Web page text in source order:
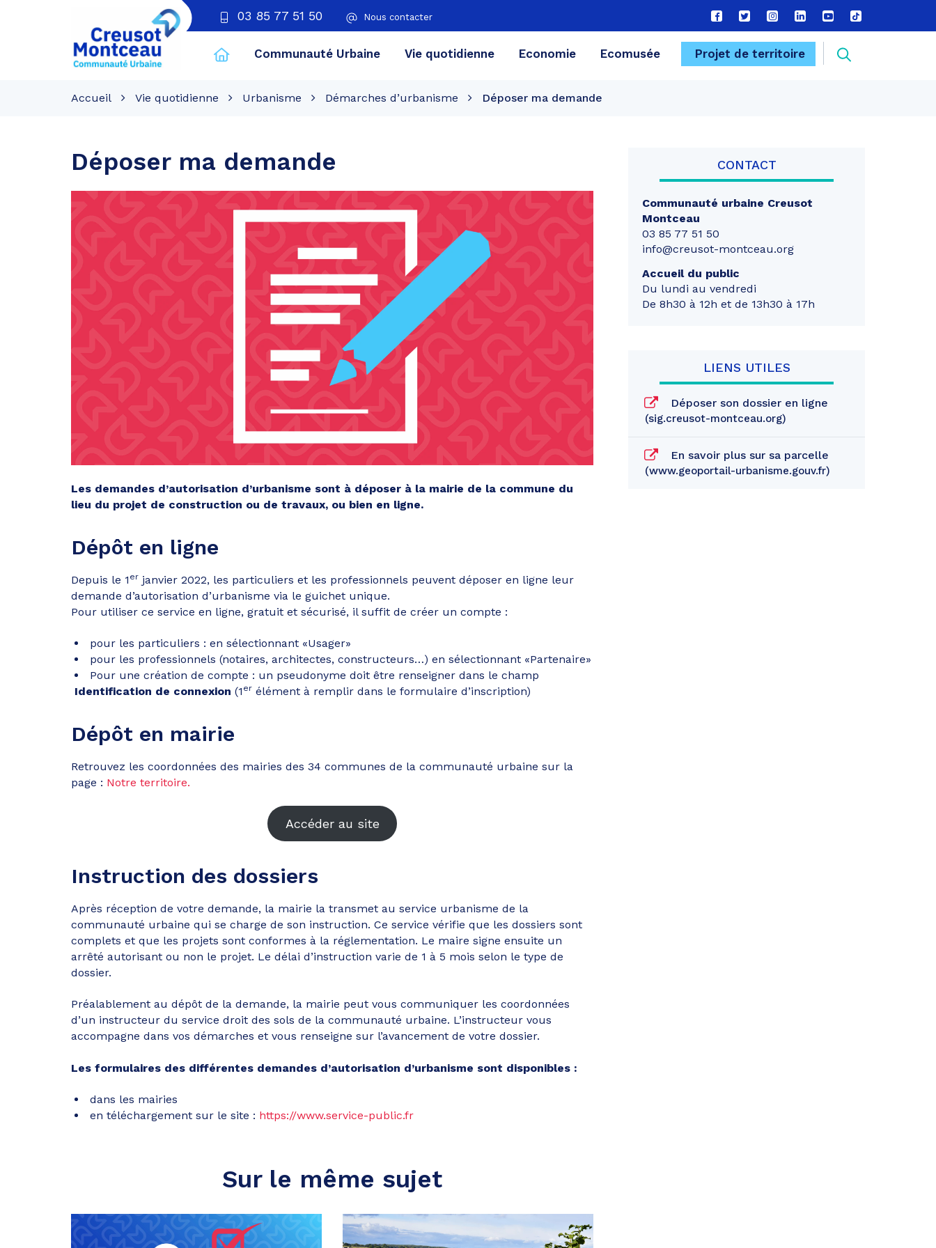
03 85 77 51 50 Nous contacter
Lien
vers
compte
Lien
vers
compte
Lien
vers
compte
Lien
vers
compte
Lien
vers
chaîne
Lien
vers
Creusot
Montceau
Communauté Urbaine Vie quotidienne Economie Ecomusée Projet de territoire
Accueil Vie quotidienne Urbanisme Démarches d’urbanisme Déposer ma demande
Déposer ma demande
Les demandes d’autorisation d’urbanisme sont à déposer à la mairie de la commune du
lieu du projet de construction ou de travaux, ou bien en ligne.
Dépôt en ligne
Depuis le 1 er janvier 2022, les particuliers et les professionnels peuvent déposer en ligne leur
demande d’autorisation d’urbanisme via le guichet unique.
Pour utiliser ce service en ligne, gratuit et sécurisé, il suffit de créer un compte :
pour les particuliers : en sélectionnant «Usager»
pour les professionnels (notaires, architectes, constructeurs…) en sélectionnant «Partenaire»
Pour une création de compte : un pseudonyme doit être renseigner dans le champ
Identification de connexion (1 er élément à remplir dans le formulaire d’inscription)
Dépôt en mairie
Retrouvez les coordonnées des mairies des 34 communes de la communauté urbaine sur la
page : Notre territoire.
Accéder au site
Instruction des dossiers
Après réception de votre demande, la mairie la transmet au service urbanisme de la
communauté urbaine qui se charge de son instruction. Ce service vérifie que les dossiers sont
complets et que les projets sont conformes à la réglementation. Le maire signe ensuite un
arrêté autorisant ou non le projet. Le délai d’instruction varie de 1 à 5 mois selon le type de
dossier.
Préalablement au dépôt de la demande, la mairie peut vous communiquer les coordonnées
d’un instructeur du service droit des sols de la communauté urbaine. L’instructeur vous
accompagne dans vos démarches et vous renseigne sur l’avancement de votre dossier.
Les formulaires des différentes demandes d’autorisation d’urbanisme sont disponibles :
dans les mairies
en téléchargement sur le site : https://www.service-public.fr
CONTACT
Communauté urbaine Creusot
Montceau
03 85 77 51 50
info@creusot-montceau.org
Accueil du public
Du lundi au vendredi
De 8h30 à 12h et de 13h30 à 17h
LIENS UTILES
Déposer son dossier en ligne
sig.creusot-montceau.org
En savoir plus sur sa parcelle
www.geoportail-urbanisme.gouv.fr
Sur le même sujet